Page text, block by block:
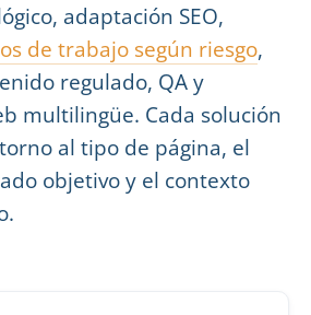
adaptación SEO,
de trabajo según riesgo,
regulado, QA y
multilingüe. Cada solución
al tipo de página, el
objetivo y el contexto